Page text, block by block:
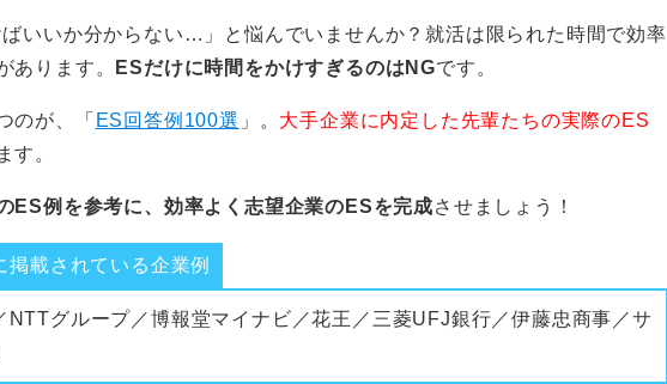
ばいいか分からない…」と悩んでいませんか？就活は限られた時間で効率
あります。
ESだけに時間をかけすぎるのはNGです。
のが、「 ES回答例100選 」。 大手企業に内定した先輩たちの実際のES
す。
ES例を参考に、効率よく志望企業のESを完成させましょう！
掲載されている企業例
NTTグループ／博報堂マイナビ／花王／三菱UFJ銀行／伊藤忠商事／サ